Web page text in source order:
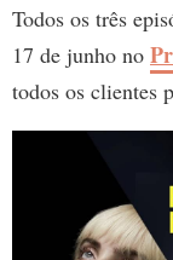
Todos os três
17 de junho no
todos os clientes